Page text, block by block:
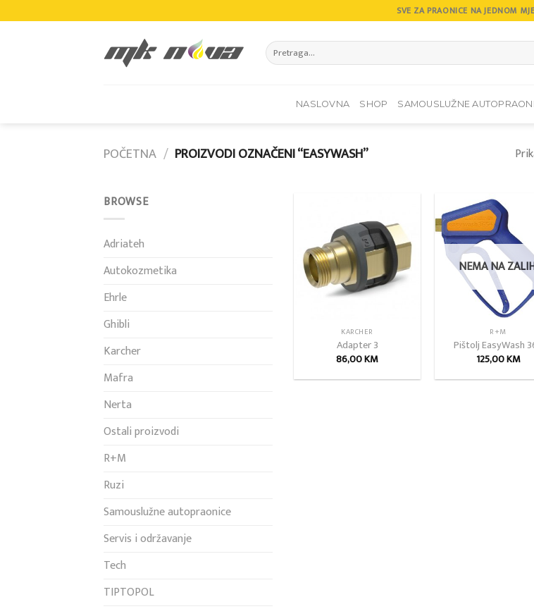
to
SVE ZA PRAONICE NA JEDNOM
Pretraži:
NASLOVNA SHOP SAMOUSLUŽNE
POČETNA / PROIZVODI OZNAČENI “EASYWASH”
BROWSE
Adriateh
Autokozmetika
Ehrle
Ghibli
Karcher
Mafra
Nerta
Ostali proizvodi
R+M
Ruzi
Samouslužne autopraonice
Servis i održavanje
Tech
TIPTOPOL
Add to
wishlist
KARCHER
Adapter 3
86,00KM
NEMA NA
R+M
Pištolj EasyWash
125,00KM